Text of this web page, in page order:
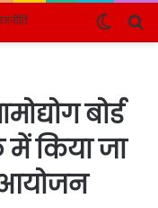
Switch
skin
बोर्ड
में किया जा
आयोजन